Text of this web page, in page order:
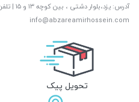
info@abzareamirhossein.com
تحویل پیک